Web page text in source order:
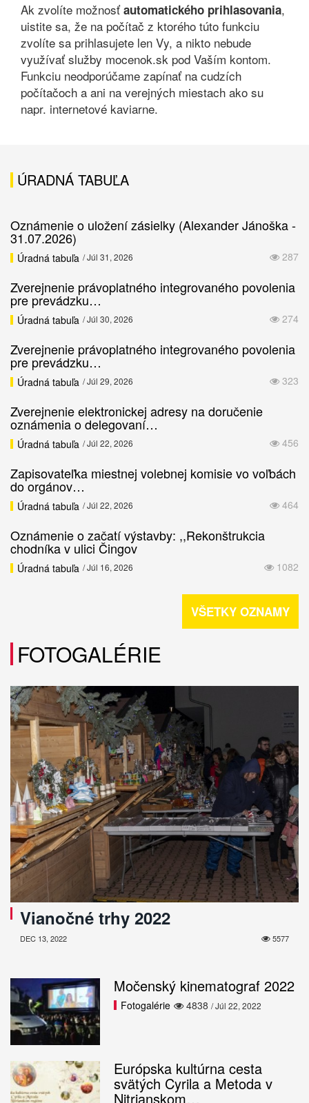
Ak zvolíte možnosťautomatického prihlasovania,
uistite sa, že na počítač z ktorého túto funkciu
zvolíte sa prihlasujete len Vy, a nikto nebude
využívať služby mocenok.sk pod Vaším kontom.
Funkciu neodporúčame zapínať na cudzích
počítačoch a ani na verejných miestach ako su
napr. internetové kaviarne.
ÚRADNÁ TABUĽA
Oznámenie o uložení zásielky (Alexander Jánoška -
31.07.2026)
287
Úradná tabuľa / Júl 31, 2026
Zverejnenie právoplatného integrovaného povolenia
pre prevádzku…
274
Úradná tabuľa / Júl 30, 2026
Zverejnenie právoplatného integrovaného povolenia
pre prevádzku…
323
Úradná tabuľa / Júl 29, 2026
Zverejnenie elektronickej adresy na doručenie
oznámenia o delegovaní…
456
Úradná tabuľa / Júl 22, 2026
Zapisovateľka miestnej volebnej komisie vo voľbách
do orgánov…
464
Úradná tabuľa / Júl 22, 2026
Oznámenie o začatí výstavby: ,,Rekonštrukcia
chodníka v ulici Čingov
1082
Úradná tabuľa / Júl 16, 2026
VŠETKY OZNAMY
FOTOGALÉRIE
Vianočné trhy 2022
5577
DEC 13, 2022
Močenský kinematograf 2022
4838
Fotogalérie / Júl 22, 2022
Európska kultúrna cesta
svätých Cyrila a Metoda v
Nitrianskom…